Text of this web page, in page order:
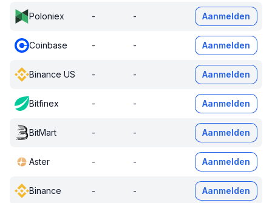
Poloniex - - Aanmelden
Coinbase - - Aanmelden
Binance US - - Aanmelden
Bitfinex - - Aanmelden
BitMart - - Aanmelden
Aster - - Aanmelden
Binance - - Aanmelden